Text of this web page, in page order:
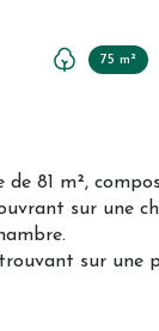
75 m²
81 m²,
sur une
sur une